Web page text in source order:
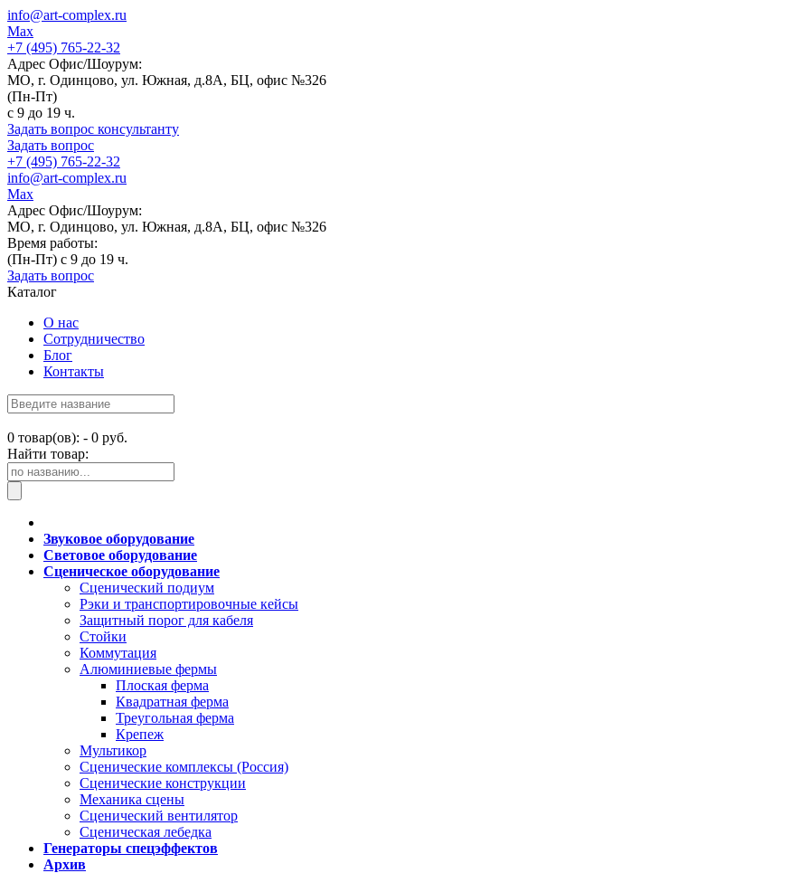
info@art-complex.ru
Max
+7 (495) 765-22-32
Адрес Офис/Шоурум:
МО, г. Одинцово, ул. Южная, д.8А, БЦ, офис №326
(Пн-Пт)
с 9 до 19 ч.
Задать вопрос консультанту
Задать вопрос
+7 (495) 765-22-32
info@art-complex.ru
Max
Адрес Офис/Шоурум:
МО, г. Одинцово, ул. Южная, д.8А, БЦ, офис №326
Время работы:
(Пн-Пт) с 9 до 19 ч.
Задать вопрос
Каталог
О нас
Сотрудничество
Блог
Контакты
0 товар(ов): - 0 руб.
Найти товар:
Звуковое оборудование
Световое оборудование
Сценическое оборудование
Сценический подиум
Рэки и транспортировочные кейсы
Защитный порог для кабеля
Стойки
Коммутация
Алюминиевые фермы
Плоская ферма
Квадратная ферма
Треугольная ферма
Крепеж
Мультикор
Сценические комплексы (Россия)
Сценические конструкции
Механика сцены
Сценический вентилятор
Сценическая лебедка
Генераторы спецэффектов
Архив